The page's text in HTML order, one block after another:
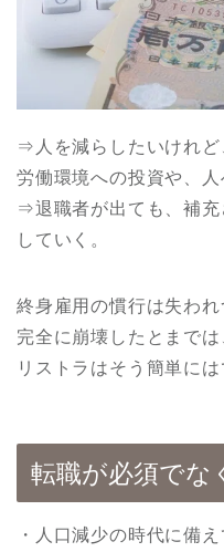
⇒人を減らしたいけれど
労働環境への投資や、人
⇒退職者が出ても、補充
していく。
終身雇用の慣行は失わ
完全に崩壊したとまでは
リストラはそう簡単には
転職が必須でな
・人口減少の時代に備